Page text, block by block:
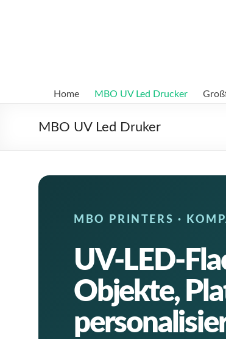
Textil-
Home MBO UV Led Drucker
MBO UV Led Druker
MBO PRINTERS ·
UV-LED-
Objekte,